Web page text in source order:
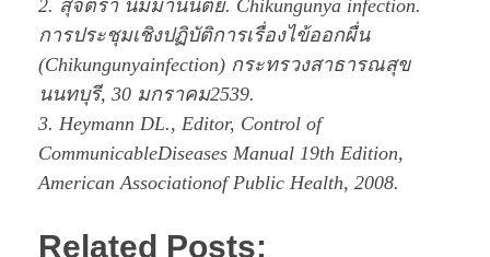
2. สุจิตรา นิมมานนิตย์. Chikungunya infection.
การประชุมเชิงปฏิบัติการเรื่องไข้ออกผื่น
(Chikungunyainfection) กระทรวงสาธารณสุข
นนทบุรี, 30 มกราคม2539.
3. Heymann DL., Editor, Control of
CommunicableDiseases Manual 19th Edition,
American Associationof Public Health, 2008.
Related Posts: